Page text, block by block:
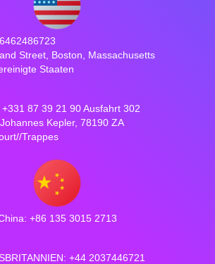
Street, Boston, Massachusetts
Staaten
+331 87 39 21 90 Ausfahrt 302
Kepler, 78190 ZA
Trappes
+86 135 3015 2713
+44 2037446721